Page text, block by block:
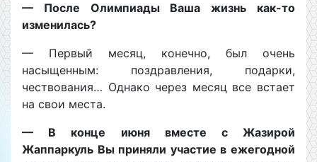
— После Олимпиады Ваша жизнь как-то
изменилась?
— Первый месяц, конечно, был очень
насыщенным: поздравления, подарки,
чествования… Однако через месяц все встает
на свои места.
— В конце июня вместе с Жазирой
Жаппаркуль Вы приняли участие в ежегодной